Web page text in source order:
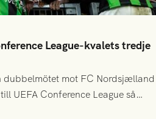
League-kvalets tredje
dubbelmötet mot FC Nordsjælland
UEFA Conference League så
kort därpå. Motståndare blir